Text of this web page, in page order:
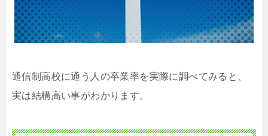
通信制高校に通う人の卒業率を実際に調べてみると、
実は結構高い事がわかります。